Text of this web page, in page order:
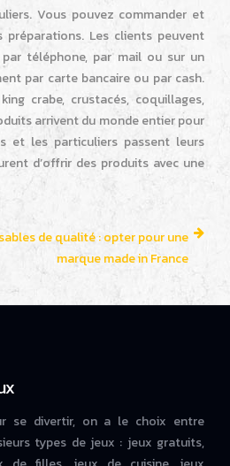
Vous pouvez commander et
Les clients peuvent
téléphone, par mail ou sur un
par carte bancaire ou par cash.
crabe, crustacés, coquillages,
arrivent du monde entier pour
et les particuliers passent leurs
d’offrir des produits avec une
de qualité : opter pour une
marque made in France
se divertir, on a le choix entre
types de jeux : jeux gratuits,